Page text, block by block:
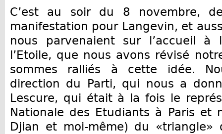
C’est au soir du 8 novembre,
manifestation pour Langevin, et
nous parvenaient sur l’accueil à
l’Etoile, que nous avons révisé
sommes ralliés à cette idée.
direction du Parti, qui nous a
Lescure, qui était à la fois le
Nationale des Etudiants à Paris et
Djian et moi-même) du «triangle»